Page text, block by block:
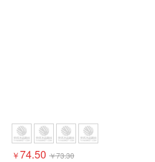
￥74.50 ￥73.30